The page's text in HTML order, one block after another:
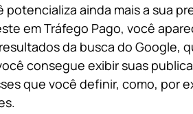
potencializa ainda mais a sua
em Tráfego Pago, você
da busca do Google,
consegue exibir suas
que você definir, como, por